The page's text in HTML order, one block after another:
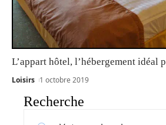
L’appart hôtel, l’hébergement idéal
Loisirs 1 octobre 2019
Recherche